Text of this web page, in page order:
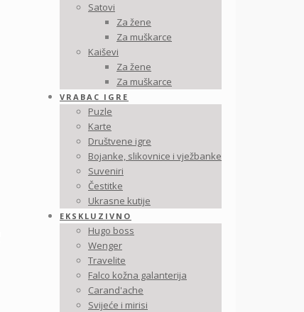
Satovi
Za žene
Za muškarce
Kaiševi
Za žene
Za muškarce
VRABAC IGRE
Puzle
Karte
Društvene igre
Bojanke, slikovnice i vježbanke
Suveniri
Čestitke
Ukrasne kutije
EKSKLUZIVNO
Hugo boss
Wenger
Travelite
Falco kožna galanterija
Carand'ache
Svijeće i mirisi